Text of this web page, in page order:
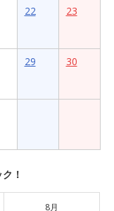
22 23
29 30
！
8月